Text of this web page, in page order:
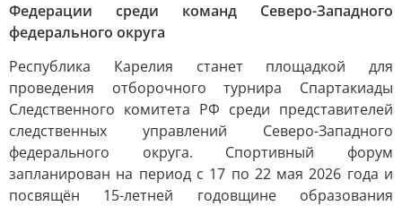
Федерации среди команд Северо-Западного
федерального округа
Республика Карелия станет площадкой для
проведения отборочного турнира Спартакиады
Следственного комитета РФ среди представителей
следственных управлений Северо-Западного
федерального округа. Спортивный форум
запланирован на период с 17 по 22 мая 2026 года и
посвящён 15-летней годовщине образования